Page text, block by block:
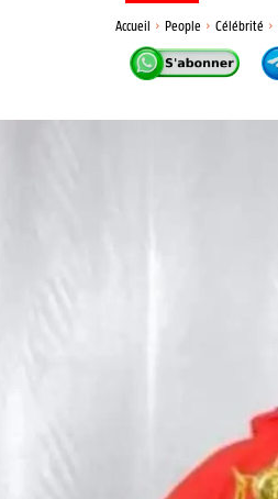
Accueil People Célébrité